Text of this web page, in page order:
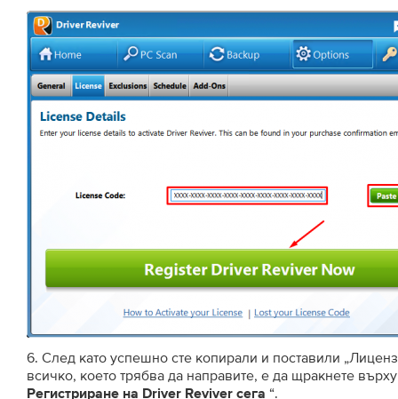
6. След като успешно сте копирали и поставили
всичко, което трябва да направите, е да щракнете върху
Регистриране на Driver Reviver сега “.